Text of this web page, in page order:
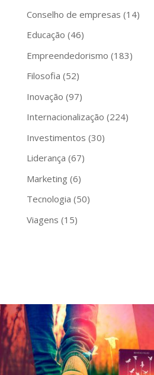
Conselho de empresas (14)
Educação (46)
Empreendedorismo (183)
Filosofia (52)
Inovação (97)
Internacionalização (224)
Investimentos (30)
Liderança (67)
Marketing (6)
Tecnologia (50)
Viagens (15)